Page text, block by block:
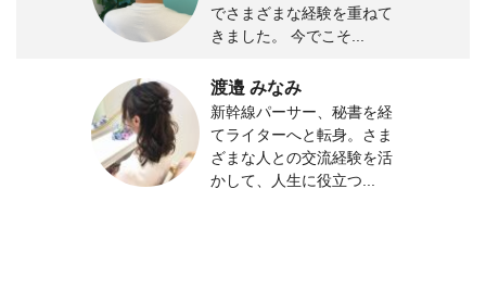
でさまざまな経験を重ねて
きました。 今でこそ...
渡邉 みなみ
新幹線パーサー、秘書を経
てライターへと転身。さま
ざまな人との交流経験を活
かして、人生に役立つ...